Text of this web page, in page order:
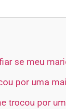
se meu
por uma
trocou por